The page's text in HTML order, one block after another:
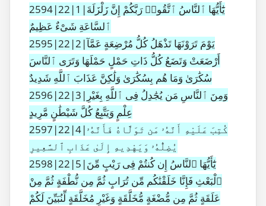
2594|22|1|يَٰٓأَيُّهَا ٱلنَّاسُ ٱتَّقُوا۟ رَبَّكُمْ إِنَّ زَلْزَلَةَ
ٱلسَّاعَةِ شَىْءٌ عَظِيمٌ
2595|22|2|يَوْمَ تَرَوْنَهَا تَذْهَلُ كُلُّ مُرْضِعَةٍ عَمَّآ
أَرْضَعَتْ وَتَضَعُ كُلُّ ذَاتِ حَمْلٍ حَمْلَهَا وَتَرَى ٱلنَّاسَ
سُكَٰرَىٰ وَمَا هُم بِسُكَٰرَىٰ وَلَٰكِنَّ عَذَابَ ٱللَّهِ شَدِيدٌ
2596|22|3|وَمِنَ ٱلنَّاسِ مَن يُجَٰدِلُ فِى ٱللَّهِ بِغَيْرِ
عِلْمٍ وَيَتَّبِعُ كُلَّ شَيْطَٰنٍ مَّرِيدٍ
2597|22|4|كُتِبَ عَلَيْهِ أَنَّهُۥ مَن تَوَلَّاهُ فَأَنَّهُۥ
يُضِلُّهُۥ وَيَهْدِيهِ إِلَىٰ عَذَابِ ٱلسَّعِيرِ
2598|22|5|يَٰٓأَيُّهَا ٱلنَّاسُ إِن كُنتُمْ فِى رَيْبٍ مِّنَ
ٱلْبَعْثِ فَإِنَّا خَلَقْنَٰكُم مِّن تُرَابٍ ثُمَّ مِن نُّطْفَةٍ ثُمَّ مِنْ
عَلَقَةٍ ثُمَّ مِن مُّضْغَةٍ مُّخَلَّقَةٍ وَغَيْرِ مُخَلَّقَةٍ لِّنُبَيِّنَ لَكُمْ